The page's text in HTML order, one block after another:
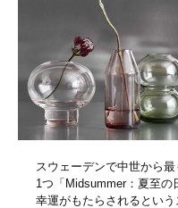
スウェーデンで中世から
1つ「Midsummer：夏至の
幸運がもたらされるとい